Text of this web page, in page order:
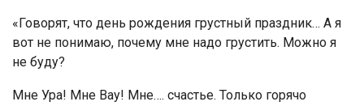
«Говорят, что день рождения грустный праздник… А я
вот не понимаю, почему мне надо грустить. Можно я
не буду?
Мне Ура! Мне Вау! Мне…. счастье. Только горячо